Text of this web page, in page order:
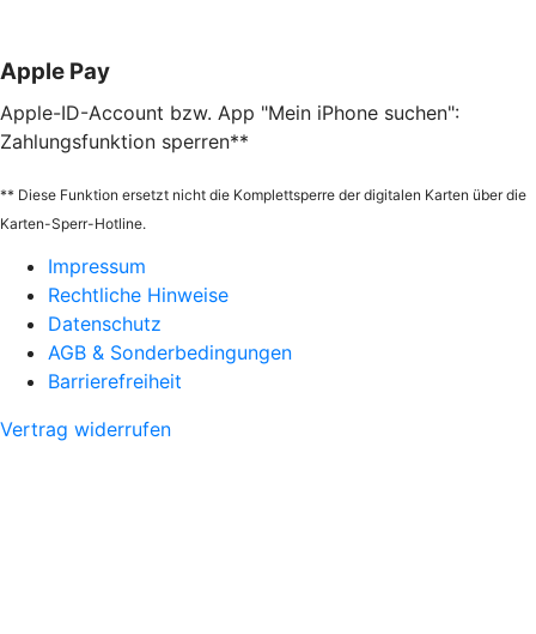
Apple Pay
Apple-ID-Account bzw. App "Mein iPhone suchen":
Zahlungsfunktion sperren**
** Diese Funktion ersetzt nicht die Komplettsperre der digitalen Karten über die
Karten-Sperr-Hotline.
Impressum
Rechtliche Hinweise
Datenschutz
AGB & Sonderbedingungen
Barrierefreiheit
Vertrag widerrufen